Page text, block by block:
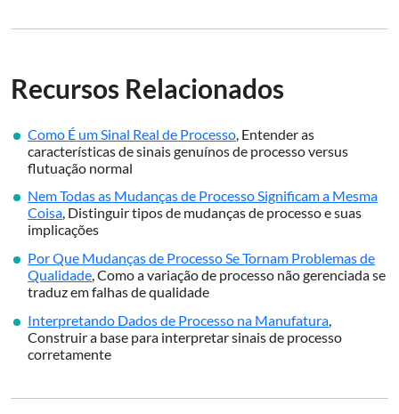
Recursos Relacionados
Como É um Sinal Real de Processo , Entender as
características de sinais genuínos de processo versus
flutuação normal
Nem Todas as Mudanças de Processo Significam a Mesma
Coisa, Distinguir tipos de mudanças de processo e suas
implicações
Por Que Mudanças de Processo Se Tornam Problemas de
Qualidade, Como a variação de processo não gerenciada se
traduz em falhas de qualidade
Interpretando Dados de Processo na Manufatura,
Construir a base para interpretar sinais de processo
corretamente